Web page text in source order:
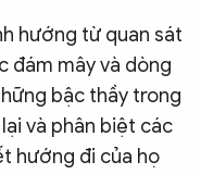
hướng từ quan sát
đám mây và dòng
bậc thầy trong
và phân biệt các
hướng đi của họ